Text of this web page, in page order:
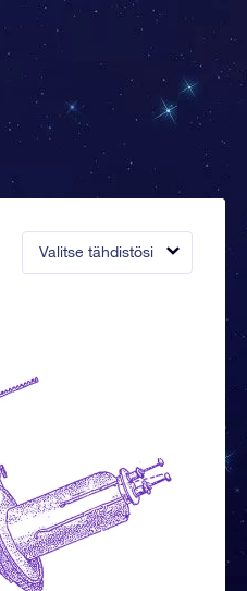
Valitse tähdistösi